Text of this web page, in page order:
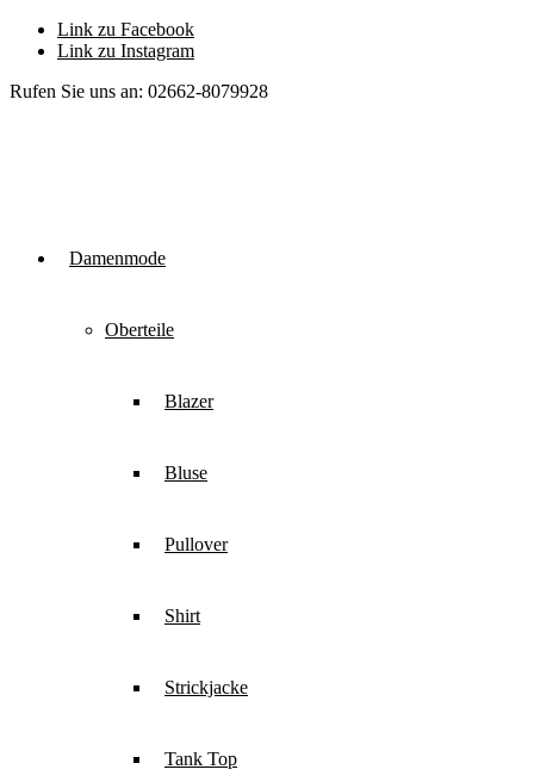
Link zu Facebook
Link zu Instagram
Rufen Sie uns an: 02662-8079928
Damenmode
Oberteile
Blazer
Bluse
Pullover
Shirt
Strickjacke
Tank Top